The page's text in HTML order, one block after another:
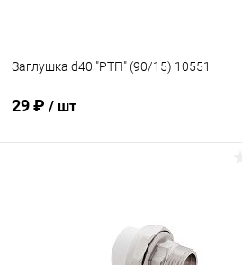
Заглушка d40 "РТП" (90/15) 10551
29 ₽ / шт
В наличии